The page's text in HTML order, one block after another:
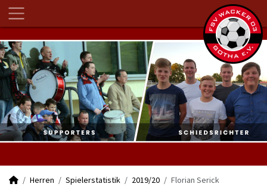
Herren Spielerstatistik 2019/20 Florian Serick